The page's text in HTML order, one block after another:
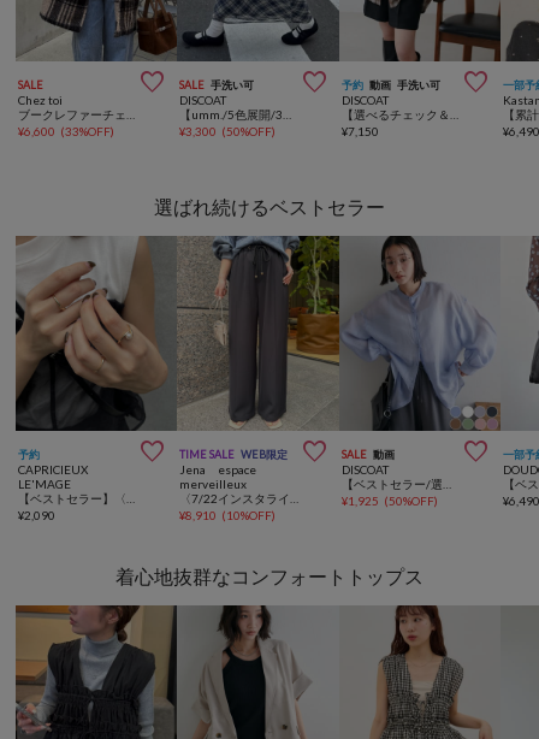
SALE 
Chez toi
ブークレファーチェックコート
¥6,600 (33%OFF)
SALE 手洗い可 
DISCOAT
【umm./5色展開/3サイズ♪】柄アソートスカート
¥3,300 (50%OFF)
予約 動画 手洗い可 
DISCOAT
【選べるチェック＆無地】刺繍入りフードシャツ
¥7,150
一部予
¥
選ばれ続けるベストセラー
予約 
CAPRICIEUX
LE'MAGE
¥2,090
TIME SALE WEB限定 
Jena espace
merveilleux
¥8,910 (10%OFF)
SALE 動画 
DISCOAT
¥1,925 (50%OFF)
一部予
¥
着心地抜群なコンフォートトップス